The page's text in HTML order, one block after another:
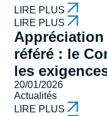
LIRE PLUS
LIRE PLUS
Appréciation
référé : le
les
20/01/2026
Actualités
LIRE PLUS